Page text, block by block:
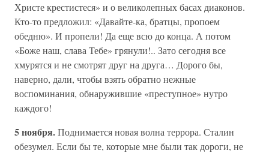
Христе крестистеся» и о великолепных басах диаконов.
Кто-то предложил: «Давайте-ка, братцы, пропоем
обедню». И пропели! Да еще всю до конца. А потом
«Боже наш, слава Тебе» грянули!.. Зато сегодня все
хмурятся и не смотрят друг на друга… Дорого бы,
наверно, дали, чтобы взять обратно нежные
воспоминания, обнаружившие «преступное» нутро
каждого!
5 ноября.Поднимается новая волна террора. Сталин
обезумел. Если бы те, которые мне были так дороги, не